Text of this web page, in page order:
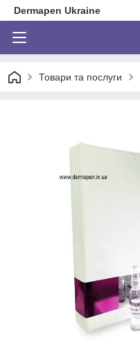
Dermapen Ukraine
Товари та послуги